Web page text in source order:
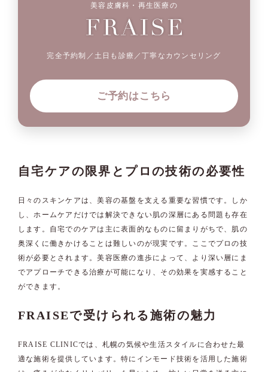
美容皮膚科・再生医療の
完全予約制／土日も診療／丁寧なカウンセリング
ご予約はこちら
自宅ケアの限界とプロの技術の必要性
日々のスキンケアは、美容の基盤を支える重要な習慣です。しか
し、ホームケアだけでは解決できない肌の深層にある問題も存在
します。自宅でのケアは主に表面的なものに留まりがちで、肌の
奥深くに働きかけることは難しいのが現実です。ここでプロの技
術が必要とされます。美容医療の進歩によって、より深い層にま
でアプローチできる治療が可能になり、その効果を実感すること
ができます。
FRAISEで受けられる施術の魅力
FRAISE CLINICでは、札幌の気候や生活スタイルに合わせた最
適な施術を提供しています。特にインモード技術を活用した施術